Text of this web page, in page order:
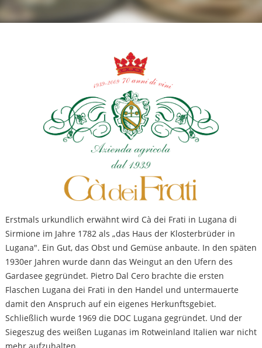
Erstmals urkundlich erwähnt wird Cà dei Frati in Lugana di
Sirmione im Jahre 1782 als „das Haus der Klosterbrüder in
Lugana". Ein Gut, das Obst und Gemüse anbaute. In den späten
1930er Jahren wurde dann das Weingut an den Ufern des
Gardasee gegründet. Pietro Dal Cero brachte die ersten
Flaschen Lugana dei Frati in den Handel und untermauerte
damit den Anspruch auf ein eigenes Herkunftsgebiet.
Schließlich wurde 1969 die DOC Lugana gegründet. Und der
Siegeszug des weißen Luganas im Rotweinland Italien war nicht